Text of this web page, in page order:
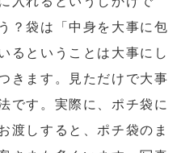
？袋は「中身を大事に包
るということは大事にし
きます。見ただけで大事
です。実際に、ポチ袋に
渡しすると、ポチ袋のま